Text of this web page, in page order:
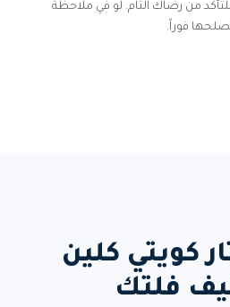
من رضاك التام. لو في ملاحظة
فوراً.
كويتي كلين
فلتك